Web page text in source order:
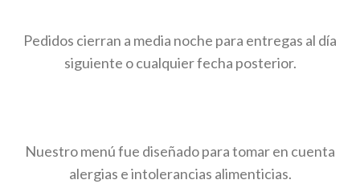
Pedidos cierran a media noche para entregas al día
siguiente o cualquier fecha posterior.
Nuestro menú fue diseñado para tomar en cuenta
alergias e intolerancias alimenticias.